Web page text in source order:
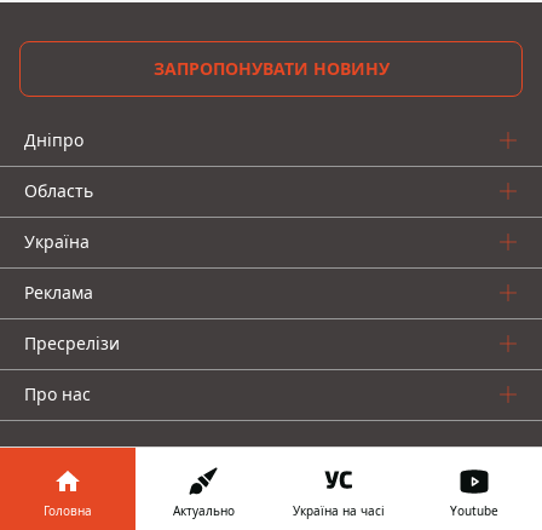
ЗАПРОПОНУВАТИ НОВИНУ
Дніпро
Область
Україна
Реклама
Пресрелізи
Про нас
Головна Актуально Україна на часі Youtube